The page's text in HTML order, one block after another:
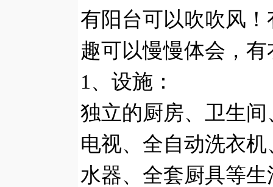
有阳台可以吹吹风
趣可以慢慢体会，
1、设施：
独立的厨房、卫生
电视、全自动洗衣
水器、全套厨具等